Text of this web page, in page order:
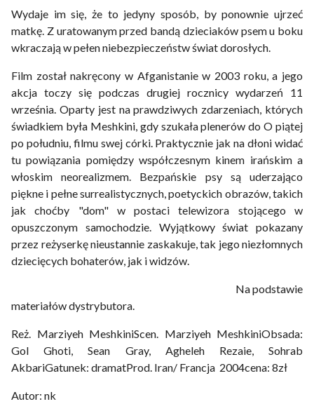
Wydaje im się, że to jedyny sposób, by ponownie ujrzeć
matkę. Z uratowanym przed bandą dzieciaków psem u boku
wkraczają w pełen niebezpieczeństw świat dorosłych.
Film został nakręcony w Afganistanie w 2003 roku, a jego
akcja toczy się podczas drugiej rocznicy wydarzeń 11
września. Oparty jest na prawdziwych zdarzeniach, których
świadkiem była Meshkini, gdy szukała plenerów do O piątej
po południu, filmu swej córki. Praktycznie jak na dłoni widać
tu powiązania pomiędzy współczesnym kinem irańskim a
włoskim neorealizmem. Bezpańskie psy są uderzająco
piękne i pełne surrealistycznych, poetyckich obrazów, takich
jak choćby "dom" w postaci telewizora stojącego w
opuszczonym samochodzie. Wyjątkowy świat pokazany
przez reżyserkę nieustannie zaskakuje, tak jego niezłomnych
dziecięcych bohaterów, jak i widzów.
Na podstawie
materiałów dystrybutora.
Reż. Marziyeh MeshkiniScen. Marziyeh MeshkiniObsada:
Gol Ghoti, Sean Gray, Agheleh Rezaie, Sohrab
AkbariGatunek: dramatProd. Iran/ Francja 2004cena: 8zł
Autor: nk